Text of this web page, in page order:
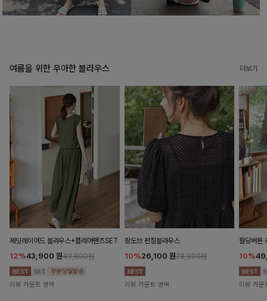
여름을 위한 우아한 블라우스 더보기
제딧레이어드 블라우스+플레어팬츠SET
12%43,900 원49,800원
리뷰 카운트 영역
랑도브 펀칭블라우스
10%26,100 원28,900원
리뷰 카운트 영역
필딩버튼
10%
리뷰 카운